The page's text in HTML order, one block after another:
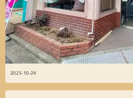
2025-10-24